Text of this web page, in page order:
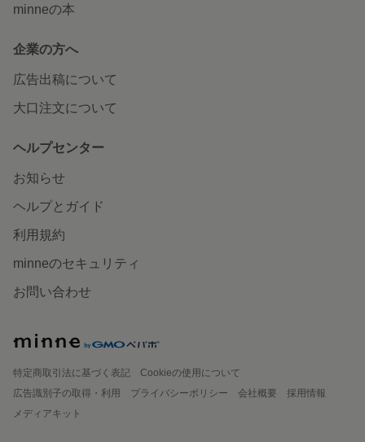
minneの本
企業の方へ
広告出稿について
大口注文について
ヘルプセンター
お知らせ
ヘルプとガイド
利用規約
minneのセキュリティ
お問い合わせ
特定商取引法に基づく表記
Cookieの使用について
広告識別子の取得・利用
プライバシーポリシー 会社概要
採用情報
メディアキット